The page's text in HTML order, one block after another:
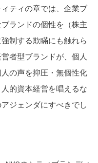
ティの章では、企業ブ
ランドの個性を（株主
制する欺瞞にも触れら
者型ブランドが、個人
の声を抑圧・無個性化
的資本経営を唱えるな
ジェンダにすべきでし